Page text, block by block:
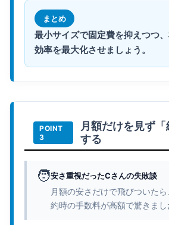
まとめ
最小サイズで固定費を抑えつつ
効率を最大化させましょう。
月額だけを見ず
する
🧑安さ重視だったCさんの失敗談
月額の安さだけで飛びついた
約時の手数料が高額で驚きまし